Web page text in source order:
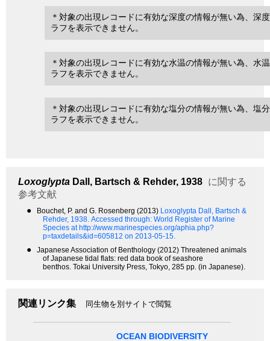
＊対象の出現レコードに有効な深度の情報が無い為、深
ラフを表示できません。
＊対象の出現レコードに有効な水温の情報が無い為、水
ラフを表示できません。
＊対象の出現レコードに有効な塩分の情報が無い為、塩
ラフを表示できません。
Loxoglypta Dall, Bartsch & Rehder, 1938 に関する
参考文献
● Bouchet, P. and G. Rosenberg (2013) Loxoglypta Dall, Bartsch &
Rehder, 1938. Accessed through: World Register of Marine
Species at http://www.marinespecies.org/aphia.php?
p=taxdetails&id=605812 on 2013-05-15.
●
Japanese Association of Benthology (2012) Threatened animals
of Japanese tidal flats: red data book of seashore
benthos. Tokai University Press, Tokyo, 285 pp. (in Japanese).
関連リンク集 同生物を別サイトで閲覧
OCEAN BIODIVERSITY